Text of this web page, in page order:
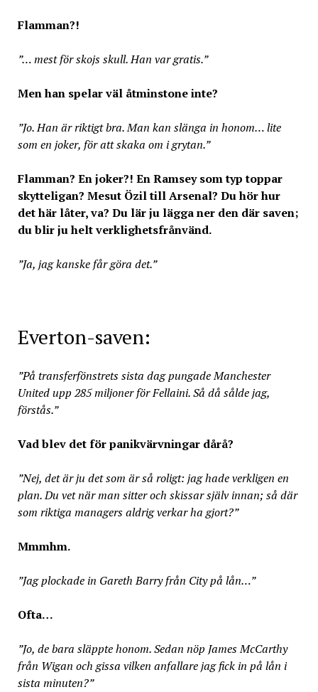
Flamman?!
”… mest för skojs skull. Han var gratis.”
Men han spelar väl åtminstone inte?
”Jo. Han är riktigt bra. Man kan slänga in honom… lite
som en joker, för att skaka om i grytan.”
Flamman? En joker?! En Ramsey som typ toppar
skytteligan? Mesut Özil till Arsenal? Du hör hur
det här låter, va? Du lär ju lägga ner den där saven;
du blir ju helt verklighetsfrånvänd.
”Ja, jag kanske får göra det.”
Everton-saven:
”På transferfönstrets sista dag pungade Manchester
United upp 285 miljoner för Fellaini. Så då sålde jag,
förstås.”
Vad blev det för panikvärvningar dårå?
”Nej, det är ju det som är så roligt: jag hade verkligen en
plan. Du vet när man sitter och skissar själv innan; så där
som riktiga managers aldrig verkar ha gjort?”
Mmmhm.
”Jag plockade in Gareth Barry från City på lån…”
Ofta…
”Jo, de bara släppte honom. Sedan nöp James McCarthy
från Wigan och gissa vilken anfallare jag fick in på lån i
sista minuten?”